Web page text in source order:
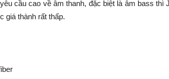
cầu cao về âm thanh, đặc biệt là âm bass thì
giá thành rất thấp.